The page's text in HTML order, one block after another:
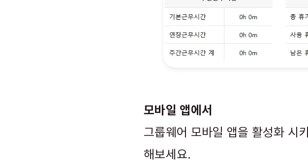
모바일 앱에서
그룹웨어 모바일 앱을 활성화 시
해보세요.